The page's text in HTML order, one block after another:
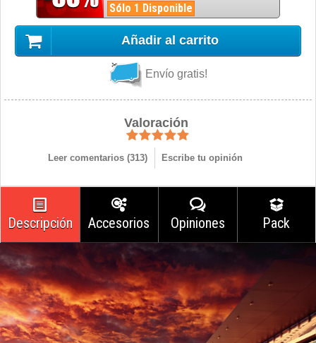
Sólo 1 Disponible
Añadir al carrito
Envío gratis!
Valoración
Leer comentarios (313) Escribe tu opinión
Descripción Accesorios Opiniones Pack